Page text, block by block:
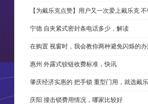
【为戴乐克点赞】用户又一次爱上戴乐克
宁德 自夹紧式密封条电话多少，解读
在购置 视窗时，我会教你两种避免闪烁的
惠州 外露式铰链收费标准，快讯
肇庆经济实惠的 把手锁 重型门用，就选戴
庆阳 撞击锁费用情况，哪家比较好